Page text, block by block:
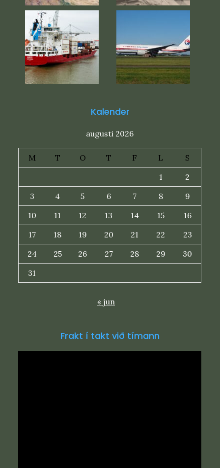
Kalender
augusti 2026
M T O T F L
S
1
2
3
4 5 6 7 8
9
10
11 12 13 14 15
16
17
18 19 20 21 22
23
24
25 26 27 28 29
30
31
« jun
Frakt í takt við tímann